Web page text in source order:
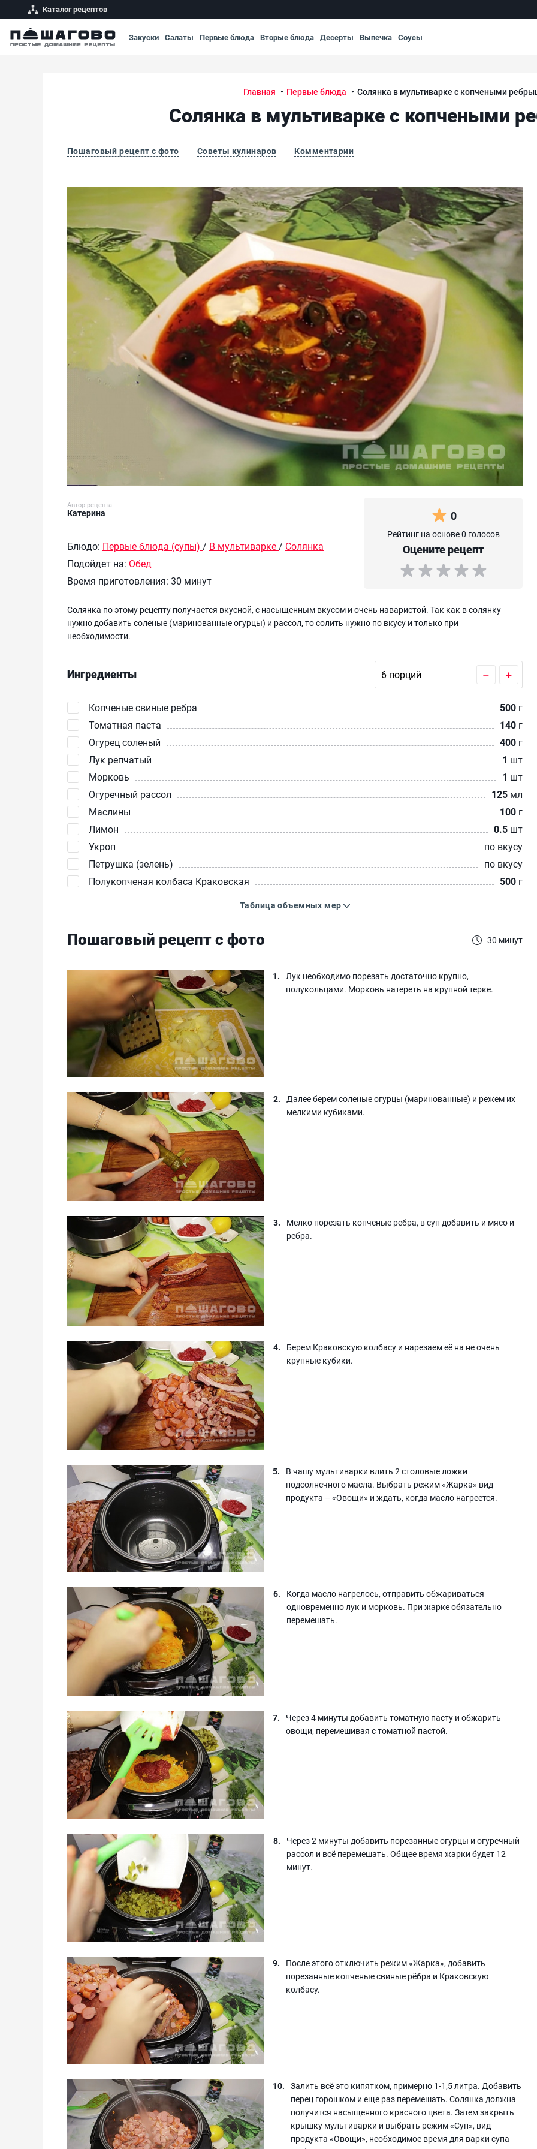
Каталог рецептов
Закуски Салаты Первые блюда Вторые блюда Десерты Выпечка Соусы
Главная Первые блюда Солянка в мультиварке с копчеными
Солянка в мультиварке с копчеными
Пошаговый рецепт с фото Советы кулинаров Комментарии
Солянка в мультиварке с копчеными ребрышками
Автор рецепта:
Катерина
Блюдо: Первые блюда (супы) / В мультиварке / Солянка
Подойдет на: Обед
Время приготовления: 30 минут
0
Рейтинг на основе 0 голосов
Оцените рецепт
Солянка по этому рецепту получается вкусной, с насыщенным вкусом и очень наваристой. Так как в солянку
нужно добавить соленые (маринованные огурцы) и рассол, то солить нужно по вкусу и только при
необходимости.
Ингредиенты – +
Копченые свиные ребра 500 г
Томатная паста
140 г
Огурец соленый
400 г
Лук репчатый
1 шт
Морковь
1 шт
Огуречный рассол
125 мл
Маслины
100 г
Лимон
0.5 шт
Укроп
по вкусу
Петрушка (зелень)
по вкусу
Полукопченая колбаса Краковская
500 г
Таблица объемных мер
Пошаговый рецепт с фото 30 минут
Лук необходимо порезать достаточно крупно,
полукольцами. Морковь натереть на крупной терке.
Далее берем соленые огурцы (маринованные) и режем их
мелкими кубиками.
Мелко порезать копченые ребра, в суп добавить и мясо и
ребра.
Берем Краковскую колбасу и нарезаем её на не очень
крупные кубики.
В чашу мультиварки влить 2 столовые ложки
подсолнечного масла. Выбрать режим «Жарка» вид
продукта – «Овощи» и ждать, когда масло нагреется.
Когда масло нагрелось, отправить обжариваться
одновременно лук и морковь. При жарке обязательно
перемешать.
Через 4 минуты добавить томатную пасту и обжарить
овощи, перемешивая с томатной пастой.
Через 2 минуты добавить порезанные огурцы и огуречный
рассол и всё перемешать. Общее время жарки будет 12
минут.
После этого отключить режим «Жарка», добавить
порезанные копченые свиные рёбра и Краковскую
колбасу.
Залить всё это кипятком, примерно 1-1,5 литра. Добавить
перец горошком и еще раз перемешать. Солянка должна
получится насыщенного красного цвета. Затем закрыть
крышку мультиварки и выбрать режим «Суп», вид
продукта «Овощи», необходимое время для варки супа